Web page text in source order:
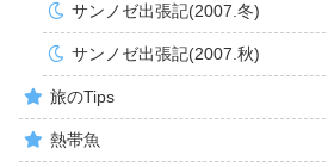
サンノゼ出張記(2007.冬)
サンノゼ出張記(2007.秋)
旅のTips
熱帯魚